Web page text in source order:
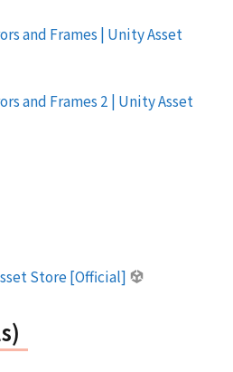
and Frames | Unity Asset
and Frames 2 | Unity Asset
Store [Official]